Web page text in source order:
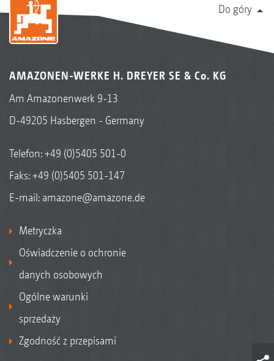
Do góry
AMAZONEN-WERKE H. DREYER SE & Co. KG
Am Amazonenwerk 9-13
D-49205 Hasbergen - Germany
Telefon:+49 (0)5405 501-0
Faks: +49 (0)5405 501-147
E-mail: amazone@amazone.de
Metryczka
Oświadczenie o ochronie
danych osobowych
Ogólne warunki
sprzedaży
Zgodność z przepisami